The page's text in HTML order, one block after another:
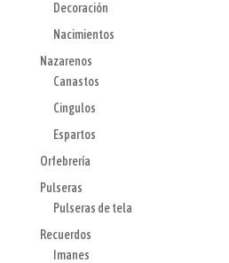
Decoración
Nacimientos
Nazarenos
Canastos
Cingulos
Espartos
Orfebrería
Pulseras
Pulseras de tela
Recuerdos
Imanes